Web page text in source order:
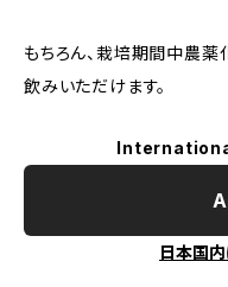
もちろん、栽培期間中農薬
飲みいただけます。
日本国